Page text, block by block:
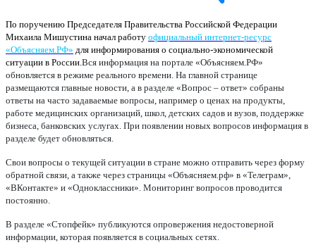
По поручению Председателя Правительства Российской Федерации
Михаила Мишустина начал работу официальный интернет-ресурс
«Объясняем.РФ» для информирования о социально-экономической
ситуации в России. Вся информация на портале «Объясняем.РФ»
обновляется в режиме реального времени. На главной странице
размещаются главные новости, а в разделе «Вопрос – ответ» собраны
ответы на часто задаваемые вопросы, например о ценах на продукты,
работе медицинских организаций, школ, детских садов и вузов, поддержке
бизнеса, банковских услугах. При появлении новых вопросов информация в
разделе будет обновляться.
Свои вопросы о текущей ситуации в стране можно отправить через форму
обратной связи, а также через страницы «Объясняем.рф» в «Телеграм»,
«ВКонтакте» и «Одноклассники». Мониторинг вопросов проводится
постоянно.
В разделе «Стопфейк» публикуются опровержения недостоверной
информации, которая появляется в социальных сетях.